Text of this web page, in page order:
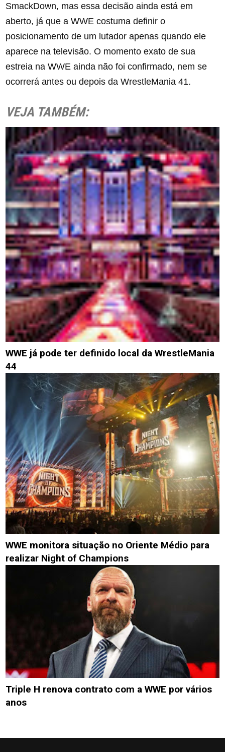
SmackDown, mas essa decisão ainda está em
aberto, já que a WWE costuma definir o
posicionamento de um lutador apenas quando ele
aparece na televisão. O momento exato de sua
estreia na WWE ainda não foi confirmado, nem se
ocorrerá antes ou depois da WrestleMania 41.
VEJA TAMBÉM:
WWE já pode ter definido local da WrestleMania
44
WWE monitora situação no Oriente Médio para
realizar Night of Champions
Triple H renova contrato com a WWE por vários
anos